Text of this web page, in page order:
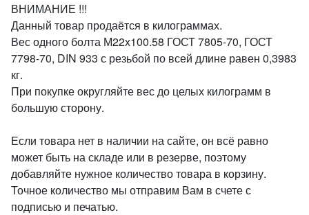
ВНИМАНИЕ !!!
Данный товар продаётся в килограммах.
Вес одного болта М22х100.58 ГОСТ 7805-70, ГОСТ
7798-70, DIN 933 с резьбой по всей длине равен 0,3983
кг.
При покупке округляйте вес до целых килограмм в
большую сторону.
Если товара нет в наличии на сайте, он всё равно
может быть на складе или в резерве, поэтому
добавляйте нужное количество товара в корзину.
Точное количество мы отправим Вам в счете с
подписью и печатью.